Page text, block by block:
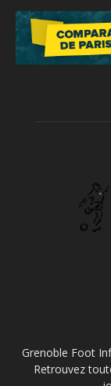
Grenoble Foot
Retrouvez